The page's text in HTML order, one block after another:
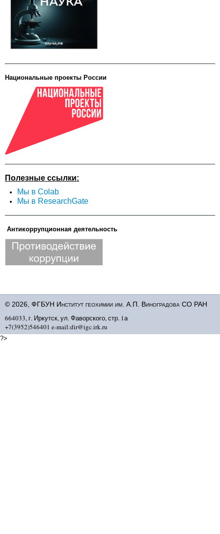
Национальные проекты России
Полезные ссылки:
Мы в Colab
Мы в ResearchGate
Антикоррупционная деятельность
© 2026, ФГБУН Институт геохимии им. А.П. Виноградова СО РАН
664033, г. Иркутск, ул. Фаворского, стр. 1а
+7(3952)546401 e-mail:dir@igc.irk.ru
?>